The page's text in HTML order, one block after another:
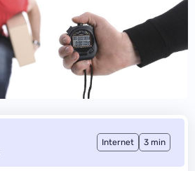
Internet 3 min